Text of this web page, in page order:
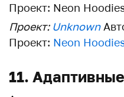
Проект: Unknown
Проект: Neon
11.